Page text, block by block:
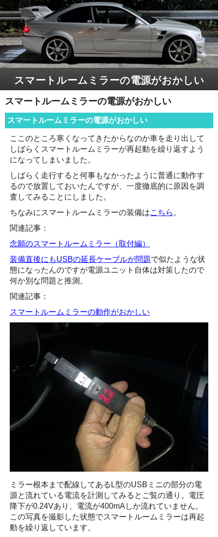
スマートルームミラーの電源がおかしい
スマートルームミラーの電源がおかしい
スマートルームミラーの電源がおかしい
ここのところ寒くなってきたからなのか車を走り出して
しばらくスマートルームミラーが再起動を繰り返すよう
になってしまいました。
しばらく走行すると何事もなかったように普通に動作す
るので放置しておいたんですが、一度徹底的に原因を調
査してみることにしました。
ちなみにスマートルームミラーの装備はこちら 。
関連記事：
念願のスマートルームミラー（取付編）
装備直後にもUSBの延長ケーブルが問題で似たような状
態になったんのですが電源ユニット自体は対策したので
何か別な問題と推測。
関連記事：
スマートルームミラーの動作がおかしい
ミラー根本まで配線してあるL型のUSBミニの部分の電
源と流れている電流を計測してみるとご覧の通り。電圧
降下が0.24Vあり、電流が400mAしか流れていません。
この写真を撮影した状態でスマートルームミラーは再起
動を繰り返しています。